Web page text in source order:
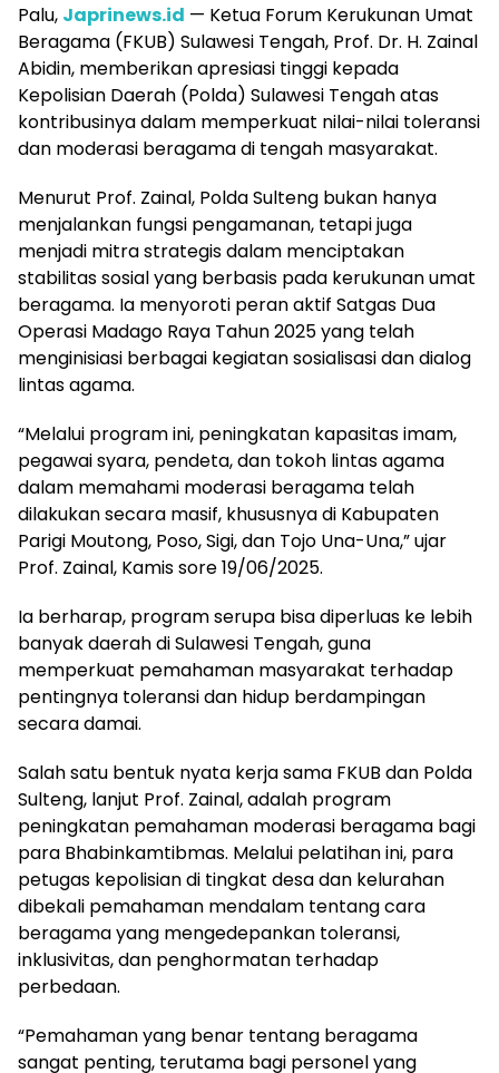
Palu, Japrinews.id — Ketua Forum Kerukunan Umat
Beragama (FKUB) Sulawesi Tengah, Prof. Dr. H. Zainal
Abidin, memberikan apresiasi tinggi kepada
Kepolisian Daerah (Polda) Sulawesi Tengah atas
kontribusinya dalam memperkuat nilai-nilai toleransi
dan moderasi beragama di tengah masyarakat.
Menurut Prof. Zainal, Polda Sulteng bukan hanya
menjalankan fungsi pengamanan, tetapi juga
menjadi mitra strategis dalam menciptakan
stabilitas sosial yang berbasis pada kerukunan umat
beragama. Ia menyoroti peran aktif Satgas Dua
Operasi Madago Raya Tahun 2025 yang telah
menginisiasi berbagai kegiatan sosialisasi dan dialog
lintas agama.
“Melalui program ini, peningkatan kapasitas imam,
pegawai syara, pendeta, dan tokoh lintas agama
dalam memahami moderasi beragama telah
dilakukan secara masif, khususnya di Kabupaten
Parigi Moutong, Poso, Sigi, dan Tojo Una-Una,” ujar
Prof. Zainal, Kamis sore 19/06/2025.
Ia berharap, program serupa bisa diperluas ke lebih
banyak daerah di Sulawesi Tengah, guna
memperkuat pemahaman masyarakat terhadap
pentingnya toleransi dan hidup berdampingan
secara damai.
Salah satu bentuk nyata kerja sama FKUB dan Polda
Sulteng, lanjut Prof. Zainal, adalah program
peningkatan pemahaman moderasi beragama bagi
para Bhabinkamtibmas. Melalui pelatihan ini, para
petugas kepolisian di tingkat desa dan kelurahan
dibekali pemahaman mendalam tentang cara
beragama yang mengedepankan toleransi,
inklusivitas, dan penghormatan terhadap
perbedaan.
“Pemahaman yang benar tentang beragama
sangat penting, terutama bagi personel yang